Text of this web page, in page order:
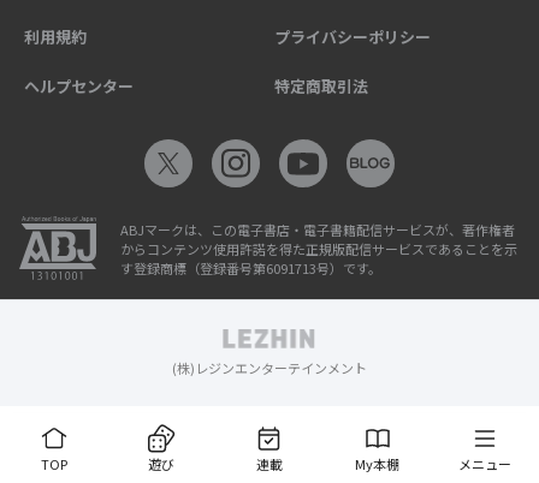
TOP 遊び 連載 My本棚 メニュー
利用規約 プライバシーポリシー
ヘルプセンター 特定商取引法
ABJマークは、この電子書店・電子書籍配信サービスが、著作権者
からコンテンツ使用許諾を得た正規版配信サービスであることを示
す登録商標（登録番号第6091713号）です。
(株)レジンエンターテインメント